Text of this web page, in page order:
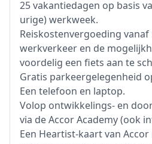
25 vakantiedagen op basis
urige) werkweek.
Reiskostenvergoeding
werkverkeer en de
voordelig een fiets aan te
Gratis parkeergelegenheid
Een telefoon en laptop.
Volop ontwikkelings- en
via de Accor Academy (ook
Een Heartist-kaart van